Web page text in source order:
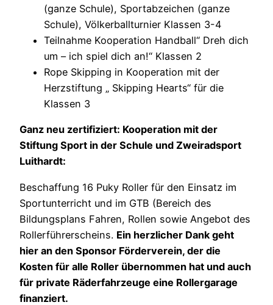
(ganze Schule), Sportabzeichen (ganze
Schule), Völkerballturnier Klassen 3-4
Teilnahme Kooperation Handball“ Dreh dich
um – ich spiel dich an!“ Klassen 2
Rope Skipping in Kooperation mit der
Herzstiftung „ Skipping Hearts“ für die
Klassen 3
Ganz neu zertifiziert: Kooperation mit der
Stiftung Sport in der Schule und Zweiradsport
Luithardt:
Beschaffung 16 Puky Roller für den Einsatz im
Sportunterricht und im GTB (Bereich des
Bildungsplans Fahren, Rollen sowie Angebot des
Rollerführerscheins. Ein herzlicher Dank geht
hier an den Sponsor Förderverein, der die
Kosten für alle Roller übernommen hat und auch
für private Räderfahrzeuge eine Rollergarage
finanziert.